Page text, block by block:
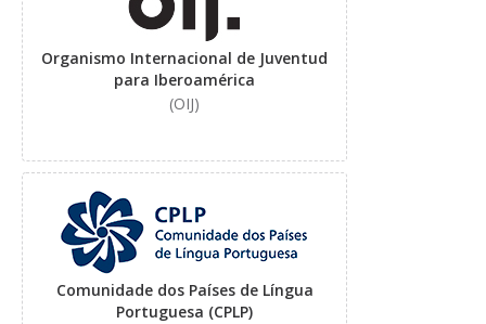
Organismo Internacional de Juventud
para Iberoamérica
(OIJ)
Comunidade dos Países de Língua
Portuguesa (CPLP)